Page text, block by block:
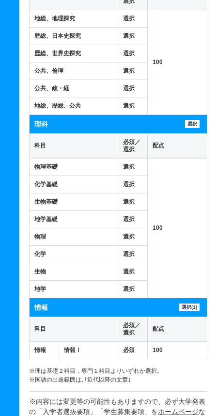
地総、地理探究 選択
100
歴総、日本史探究 選択
歴総、世界史探究 選択
公共、倫理 選択
公共、政・経 選択
地総、歴総、公共 選択
理科 選択
科目
必須／
選択
配点
物理基礎 選択
100
化学基礎 選択
生物基礎 選択
地学基礎 選択
物理 選択
化学 選択
生物 選択
地学 選択
情報 選択(1)
科目
必須／
選択
配点
情報 情報Ⅰ 必須 100
※理は基礎２科目，専門１科目よりいずれか選択。
※国語の出題範囲は､｢近代以降の文章｣
※内容には変更等の可能性もありますので、必ず大学発表
の「入学者選抜要項」「学生募集要項」をホームページな